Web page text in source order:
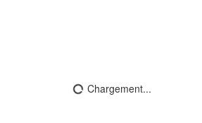
Chargement...